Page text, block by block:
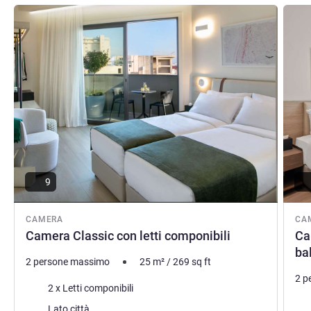
CAMERA
Camera Classic con letti componibili
Visualizza dettagli
9
2 persone massimo 25 m²/269 sq ft
Biancheria da letto
2 x Letti componibili
Vista:
2